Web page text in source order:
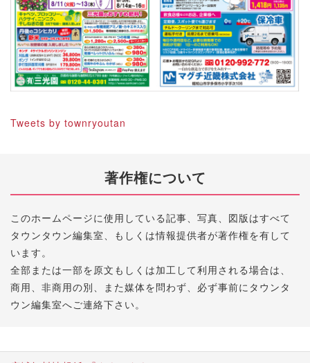
Tweets by townryoutan
著作権について
このホームページに使用している記事、写真、図版はすべて
タウンタウン編集室、もしくは情報提供者が著作権を有して
います。
全部または一部を原文もしくは加工して利用される場合は、
商用、非商用の別、また媒体を問わず、必ず事前にタウンタ
ウン編集室へご連絡下さい。